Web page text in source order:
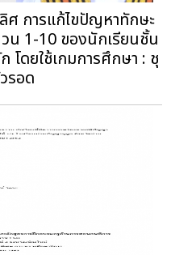
ศ การแก้ไขปัญหาทักษะ
น 1-10 ของนักเรียนชั้น
โดยใช้เกมการศึกษา : ชุ
รอด